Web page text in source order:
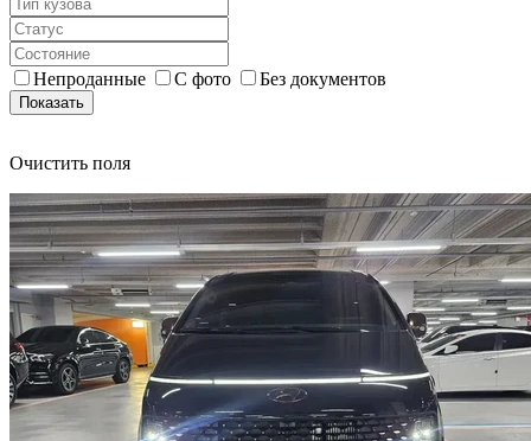
Непроданные С фото Без документов
Показать
Очистить поля